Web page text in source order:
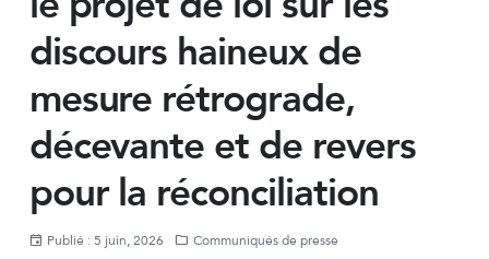
discours haineux de
mesure rétrograde,
décevante et de revers
pour la réconciliation
Publié : 5 juin, 2026 Communiqués de presse